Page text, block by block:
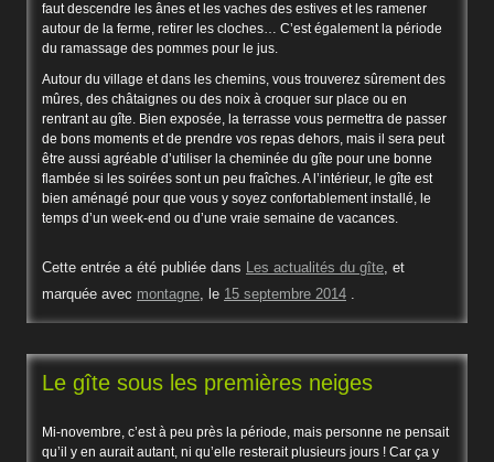
faut descendre les ânes et les vaches des estives et les ramener
autour de la ferme, retirer les cloches… C’est également la période
du ramassage des pommes pour le jus.
Autour du village et dans les chemins, vous trouverez sûrement des
mûres, des châtaignes ou des noix à croquer sur place ou en
rentrant au gîte. Bien exposée, la terrasse vous permettra de passer
de bons moments et de prendre vos repas dehors, mais il sera peut
être aussi agréable d’utiliser la cheminée du gîte pour une bonne
flambée si les soirées sont un peu fraîches. A l’intérieur, le gîte est
bien aménagé pour que vous y soyez confortablement installé, le
temps d’un week-end ou d’une vraie semaine de vacances.
Cette entrée a été publiée dans Les actualités du gîte, et
marquée avec montagne, le 15 septembre 2014 .
Le gîte sous les premières neiges
Mi-novembre, c’est à peu près la période, mais personne ne pensait
qu’il y en aurait autant, ni qu’elle resterait plusieurs jours ! Car ça y